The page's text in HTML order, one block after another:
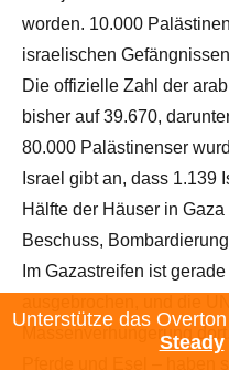
worden. 10.000
israelischen
Die offizielle Zahl der
bisher auf 39.670,
80.000 Palästinenser
Israel gibt an, dass 1.139
Hälfte der Häuser in
Beschuss,
Im Gazastreifen ist
Massenverhungerung
Unterstütze das
Steady